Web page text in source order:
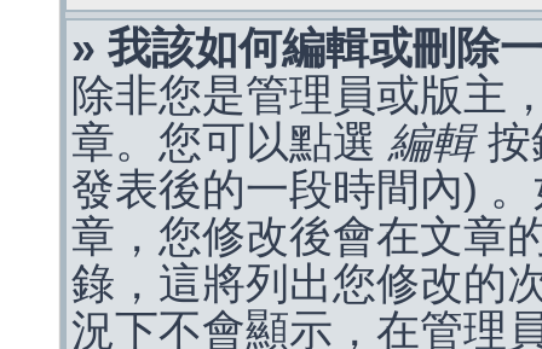
» 我該如何編輯或刪除
除非您是管理員或版主
章。您可以點選 編輯按
發表後的一段時間內)
章，您修改後會在文章
錄，這將列出您修改的
況下不會顯示，在管理